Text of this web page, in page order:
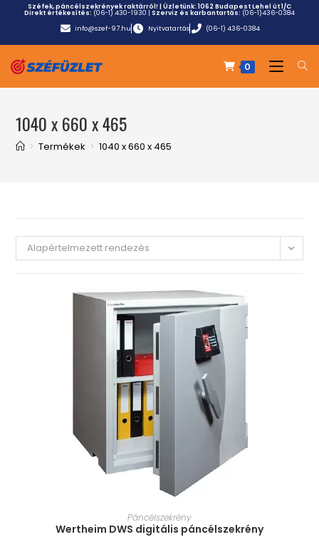
Széfek, páncélszekrények raktárról! | Üzletünk:1062 Budapest Lehel út 1/C
Direkt értékesítés: (06-1) 430-1930 | Szerviz és karbantartás: (06-1)436-0384
info@szef-97.hu
Nyitvatartás (06-1) 436-0384
0
1040 x 660 x 465
> Termékek > 1040 x 660 x 465
Alapértelmezett rendezés
MÉRET VÁLASZTÁSA
Páncélszekrény
Wertheim DWS digitális páncélszekrény